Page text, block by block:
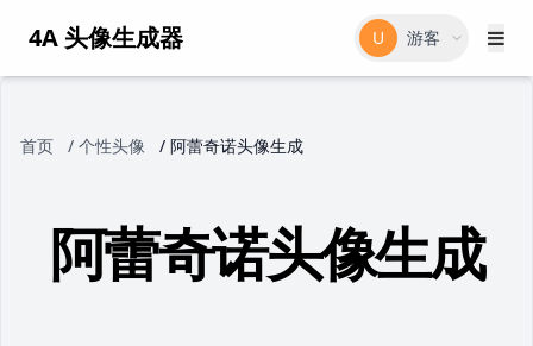
4A 头像生成器 U 游客
首页 / 个性头像 / 阿蕾奇诺头像生成
阿蕾奇诺头像生成